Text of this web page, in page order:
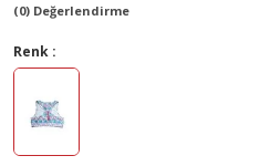
(0) Değerlendirme
Renk :